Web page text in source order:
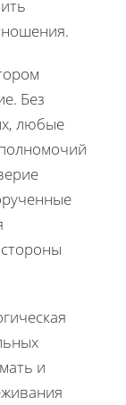
Без
любые
и